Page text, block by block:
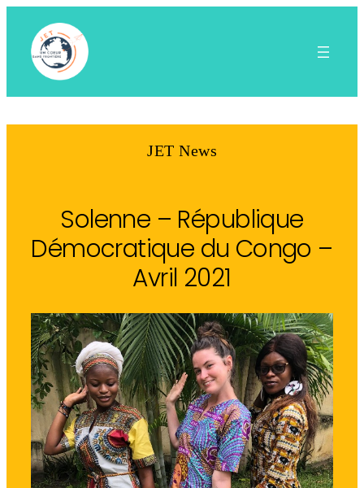
contenu
JET News
Solenne – République
Démocratique du Congo –
Avril 2021